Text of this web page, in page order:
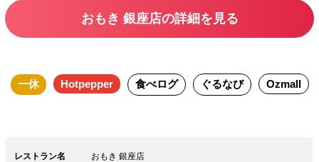
おもき 銀座店の詳細を見る
一休 Hotpepper 食べログ ぐるなび Ozmall
レストラン名
おもき 銀座店